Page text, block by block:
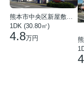
熊本市中央区新屋敷３丁目
1DK (30.80㎡)
4.8万円